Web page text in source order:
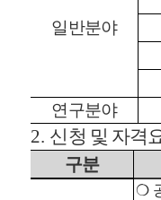
일반분야
연구분야
2. 신청 및 자격
구분
❍